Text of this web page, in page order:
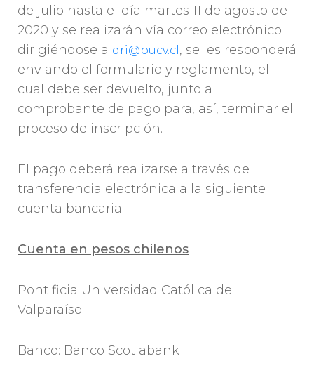
de julio hasta el día martes 11 de agosto de
2020 y se realizarán vía correo electrónico
dirigiéndose a dri@pucv.cl , se les responderá
enviando el formulario y reglamento, el
cual debe ser devuelto, junto al
comprobante de pago para, así, terminar el
proceso de inscripción.
El pago deberá realizarse a través de
transferencia electrónica a la siguiente
cuenta bancaria:
Cuenta en pesos chilenos
Pontificia Universidad Católica de
Valparaíso
Banco: Banco Scotiabank